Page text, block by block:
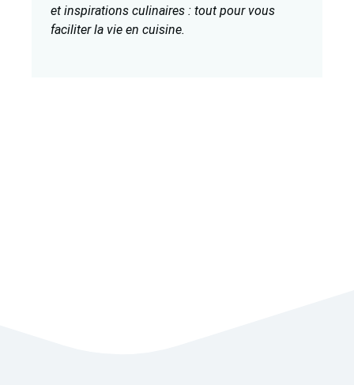
et inspirations culinaires : tout pour vous
faciliter la vie en cuisine.